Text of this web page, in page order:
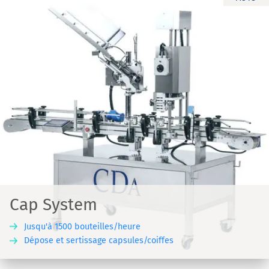
Cap System
Jusqu'à 1500 bouteilles/heure
Dépose et sertissage capsules/coiffes